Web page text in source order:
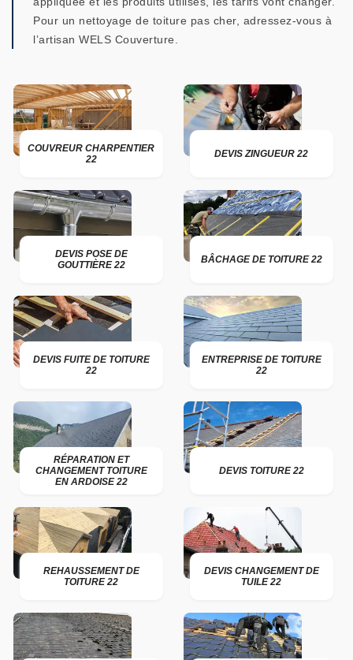
Pour un nettoyage de toiture pas cher, adressez-vous à
l’artisan WELS Couverture.
COUVREUR CHARPENTIER
22
DEVIS ZINGUEUR 22
DEVIS POSE DE
GOUTTIÈRE 22
BÂCHAGE DE TOITURE 22
DEVIS FUITE DE TOITURE
22
ENTREPRISE DE TOITURE
22
RÉPARATION ET
CHANGEMENT TOITURE
EN ARDOISE 22
DEVIS TOITURE 22
REHAUSSEMENT DE
TOITURE 22
DEVIS CHANGEMENT DE
TUILE 22